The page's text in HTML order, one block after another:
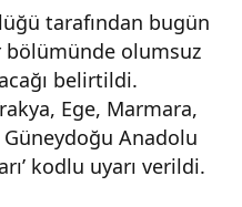
tarafından bugün
bölümünde olumsuz
belirtildi.
Ege, Marmara,
Anadolu
kodlu uyarı verildi.